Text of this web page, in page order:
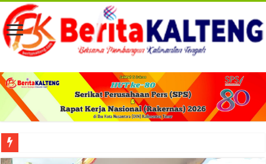
Viral! Selama Dua Bulan Lebih Siltap Serta Tunjangan Pemdes dan BPD di